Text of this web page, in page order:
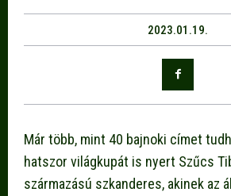
2023.01.19.
Már több, mint 40 bajnoki címet
hatszor világkupát is nyert Szűcs
származású szkanderes, akinek az